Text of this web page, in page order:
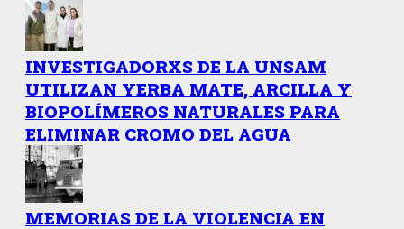
INVESTIGADORXS DE LA UNSAM
UTILIZAN YERBA MATE, ARCILLA Y
BIOPOLÍMEROS NATURALES PARA
ELIMINAR CROMO DEL AGUA
MEMORIAS DE LA VIOLENCIA EN